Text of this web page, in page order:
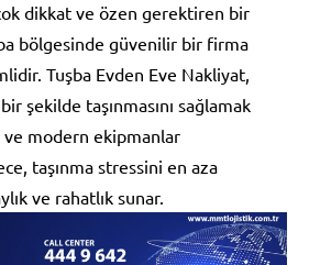
dikkat ve özen gerektiren bir
bölgesinde güvenilir bir firma
Tuşba Evden Eve Nakliyat,
şekilde taşınmasını sağlamak
ve modern ekipmanlar
taşınma stressini en aza
ve rahatlık sunar.